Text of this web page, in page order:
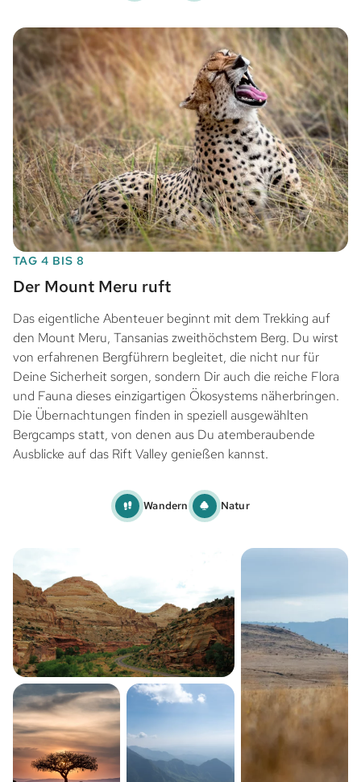
TAG 4 BIS 8
Der Mount Meru ruft
Das eigentliche Abenteuer beginnt mit dem Trekking auf
den Mount Meru, Tansanias zweithöchstem Berg. Du wirst
von erfahrenen Bergführern begleitet, die nicht nur für
Deine Sicherheit sorgen, sondern Dir auch die reiche Flora
und Fauna dieses einzigartigen Ökosystems näherbringen.
Die Übernachtungen finden in speziell ausgewählten
Bergcamps statt, von denen aus Du atemberaubende
Ausblicke auf das Rift Valley genießen kannst.
Wandern Natur